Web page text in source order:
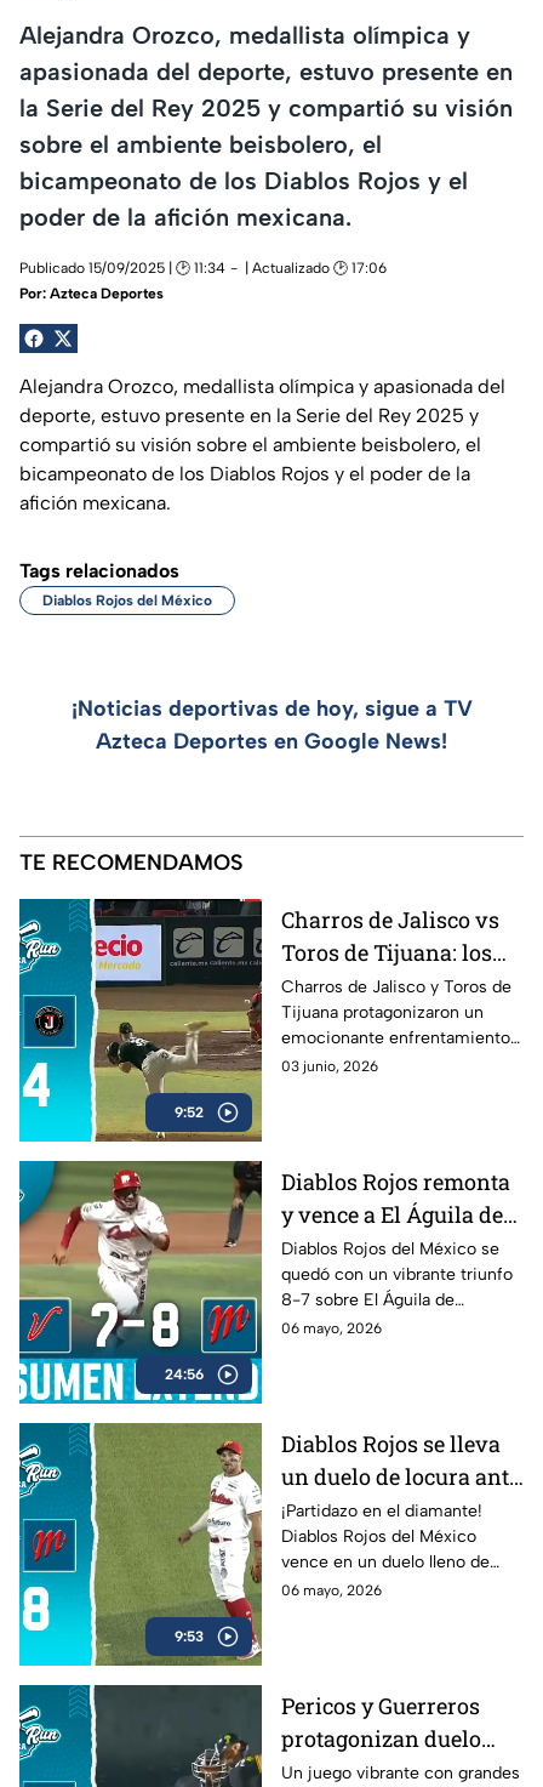
Alejandra Orozco, medallista olímpica y
apasionada del deporte, estuvo presente en
la Serie del Rey 2025 y compartió su visión
sobre el ambiente beisbolero, el
bicampeonato de los Diablos Rojos y el
poder de la afición mexicana.
Publicado 15/09/2025 | 🕑 11:34
| Actualizado 🕑 17:06
Por: Azteca Deportes
Alejandra Orozco, medallista olímpica y apasionada del
deporte, estuvo presente en la Serie del Rey 2025 y
compartió su visión sobre el ambiente beisbolero, el
bicampeonato de los Diablos Rojos y el poder de la
afición mexicana.
Tags relacionados
Diablos Rojos del México
¡Noticias deportivas de hoy, sigue a TV
Azteca Deportes en Google News!
TE RECOMENDAMOS
9:52
Charros de Jalisco vs
Toros de Tijuana: los
mejores momentos del
duelo en Home Run
Azteca
Charros de Jalisco y Toros de
Tijuana protagonizaron un
emocionante enfrentamiento
en la Liga Mexicana de Beisbol.
Home Run Azteca.
03 junio, 2026
24:56
Diablos Rojos remonta
y vence a El Águila de
Veracruz en cierre
cardíaco
Diablos Rojos del México se
quedó con un vibrante triunfo
8-7 sobre El Águila de
Veracruz en un duelo lleno de
06 mayo, 2026
9:53
Diablos Rojos se lleva
un duelo de locura ante
El Águila de Veracruz
(8-7)
¡Partidazo en el diamante!
Diablos Rojos del México
vence en un duelo lleno de
emociones a El Águila de
06 mayo, 2026
Pericos y Guerreros
protagonizan duelo
lleno de emociones en
Un juego vibrante con grandes